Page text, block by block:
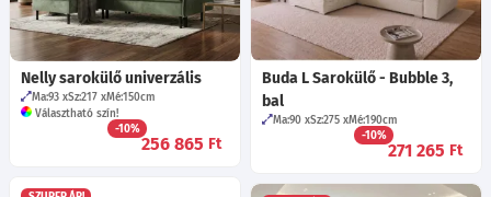
Nelly sarokülő univerzális
Ma:93 Sz:217 Mé:150cm
Választható szín!
-10%
256 865 Ft
Buda L Sarokülő - Bubble 3,
bal
Ma:90 Sz:275 Mé:190cm
-10%
271 265 Ft